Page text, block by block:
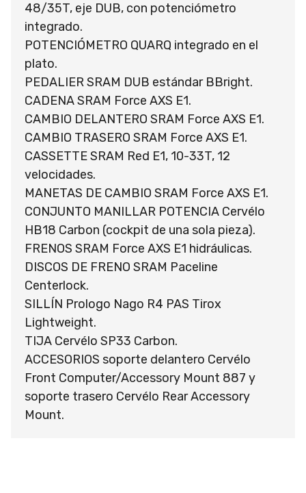
48/35T, eje DUB, con potenciómetro
integrado.
POTENCIÓMETRO QUARQ integrado en el
plato.
PEDALIER SRAM DUB estándar BBright.
CADENA SRAM Force AXS E1.
CAMBIO DELANTERO SRAM Force AXS E1.
CAMBIO TRASERO SRAM Force AXS E1.
CASSETTE SRAM Red E1, 10-33T, 12
velocidades.
MANETAS DE CAMBIO SRAM Force AXS E1.
CONJUNTO MANILLAR POTENCIA Cervélo
HB18 Carbon (cockpit de una sola pieza).
FRENOS SRAM Force AXS E1 hidráulicas.
DISCOS DE FRENO SRAM Paceline
Centerlock.
SILLÍN Prologo Nago R4 PAS Tirox
Lightweight.
TIJA Cervélo SP33 Carbon.
ACCESORIOS soporte delantero Cervélo
Front Computer/Accessory Mount 887 y
soporte trasero Cervélo Rear Accessory
Mount.